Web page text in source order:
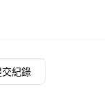
交紀錄